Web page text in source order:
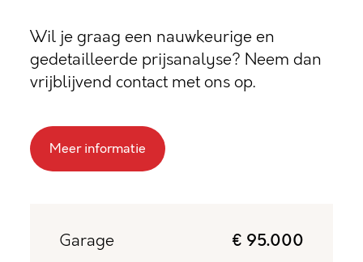
Wil je graag een nauwkeurige en
gedetailleerde prijsanalyse? Neem dan
vrijblijvend contact met ons op.
Meer informatie
Garage € 95.000